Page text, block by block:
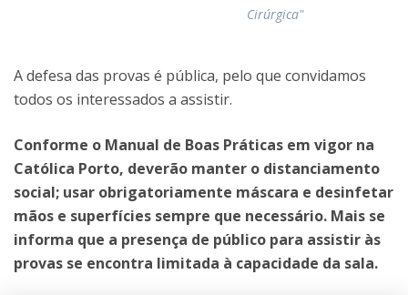
Cirúrgica"
A defesa das provas é pública, pelo que convidamos
todos os interessados a assistir.
Conforme o Manual de Boas Práticas em vigor na
Católica Porto, deverão manter o distanciamento
social; usar obrigatoriamente máscara e desinfetar
mãos e superfícies sempre que necessário. Mais se
informa que a presença de público para assistir às
provas se encontra limitada à capacidade da sala.